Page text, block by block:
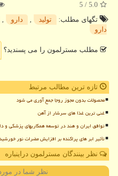
5.0
/ 5
تگهای مطلب:
تولید دارو
دارو
مطلب مسترلمون را می پسندید؟
تازه ترین مطالب مرتبط
محصولات بدون مجوز روجا جمع آوری می شود
غنی ترین غذا های سرشار از آهن
توافق ایران و هند در توسعه همکاریهای پزشکی و
تأثیر ابر های پراکنده بر افزایش مضرات نور
نظر بینندگان مسترلمون دراینباره
نظر شما در